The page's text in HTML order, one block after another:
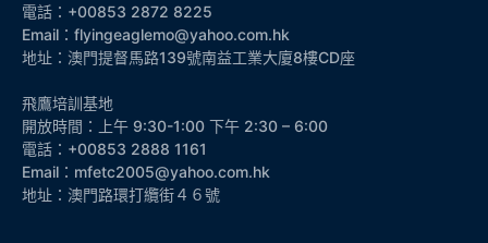
電話：+00853 2872 8225
Email：flyingeaglemo@yahoo.com.hk
地址：澳門提督馬路139號南益工業大廈8樓CD座
飛鷹培訓基地
開放時間：上午 9:30-1:00 下午 2:30 – 6:00
電話：+00853 2888 1161
Email：mfetc2005@yahoo.com.hk
地址：澳門路環打纜街４６號